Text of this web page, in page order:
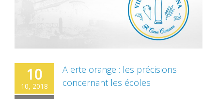
10
10, 2018
Alerte orange : les précisions
concernant les écoles